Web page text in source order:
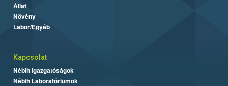
Állat
Növény
Labor/Egyéb
Kapcsolat
Nébih Igazgatóságok
Nébih Laboratóriumok